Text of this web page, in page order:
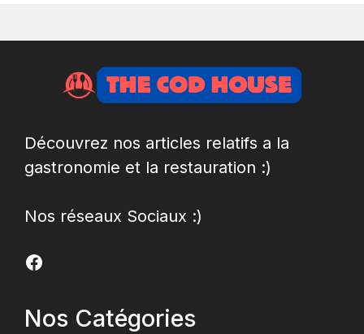
Découvrez nos articles relatifs a la
gastronomie et la restauration :)
Nos réseaux Sociaux :)
Facebook
Nos Catégories